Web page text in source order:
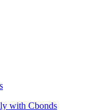
with Cbonds